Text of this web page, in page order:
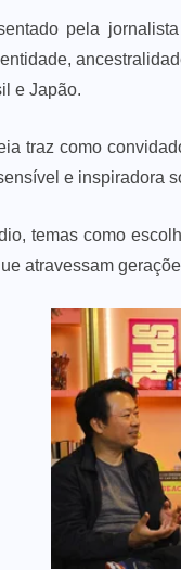
pela jornalista
e Japão.
traz como
e inspiradora
temas como
atravessam